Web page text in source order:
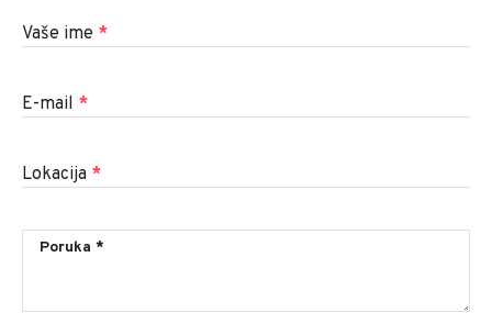
Vaše ime *
E-mail *
Lokacija *